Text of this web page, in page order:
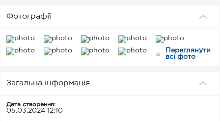
Фотографії
Переглянути
всі фото
Загальна інформація
Дата створення:
05.03.2024 12:10